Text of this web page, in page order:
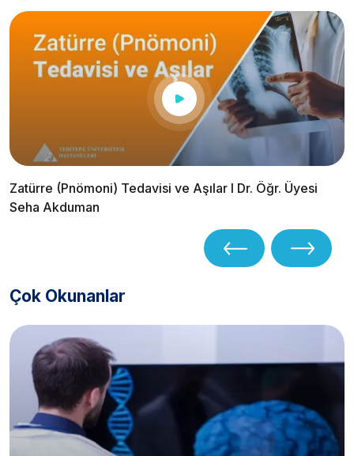
Zatürre (Pnömoni) Tedavisi ve Aşılar I Dr. Öğr. Üyesi
Seha Akduman
Çok Okunanlar